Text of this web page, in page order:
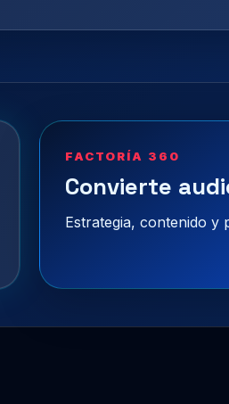
FACTORÍA 360
Convierte
Estrategia, contenido y